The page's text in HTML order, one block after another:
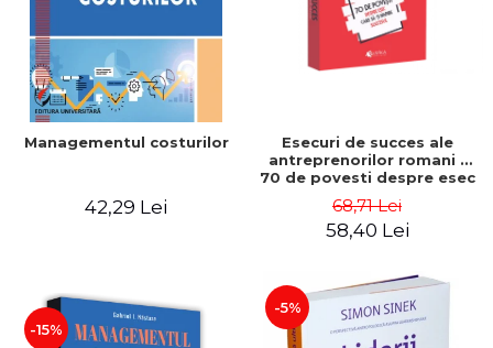
Managementul costurilor
42,29 Lei
Esecuri de succes ale
antreprenorilor romani -
70 de povesti despre esec
68,71 Lei
58,40 Lei
-15%
-5%